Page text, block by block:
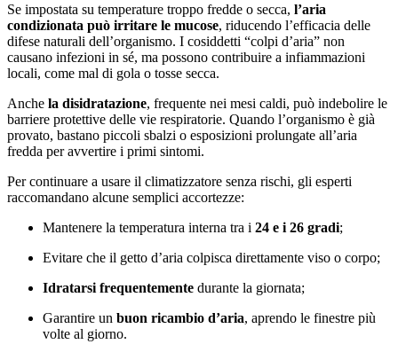
Se impostata su temperature troppo fredde o secca, l’aria
condizionata può irritare le mucose, riducendo l’efficacia delle
difese naturali dell’organismo. I cosiddetti “colpi d’aria” non
causano infezioni in sé, ma possono contribuire a infiammazioni
locali, come mal di gola o tosse secca.
Anche la disidratazione, frequente nei mesi caldi, può indebolire le
barriere protettive delle vie respiratorie. Quando l’organismo è già
provato, bastano piccoli sbalzi o esposizioni prolungate all’aria
fredda per avvertire i primi sintomi.
Per continuare a usare il climatizzatore senza rischi, gli esperti
raccomandano alcune semplici accortezze:
Mantenere la temperatura interna tra i 24 e i 26 gradi;
Evitare che il getto d’aria colpisca direttamente viso o corpo;
Idratarsi frequentemente durante la giornata;
Garantire un buon ricambio d’aria, aprendo le finestre più
volte al giorno.